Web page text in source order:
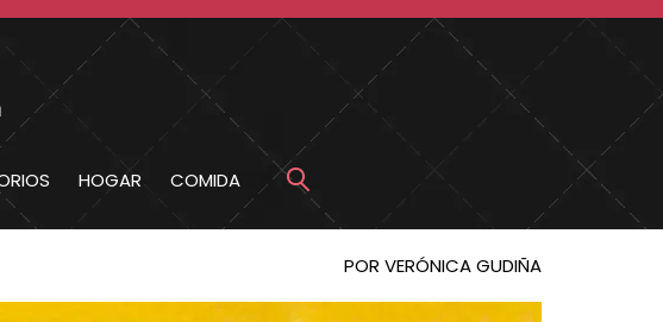
HOGAR COMIDA
POR VERÓNICA GUDIÑA